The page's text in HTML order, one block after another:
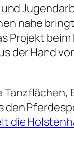
nahe
Projekt
der Hand
die